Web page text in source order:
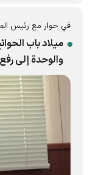
في حوار مع رئيس
ميلاد باب
والوحدة إلى رفع